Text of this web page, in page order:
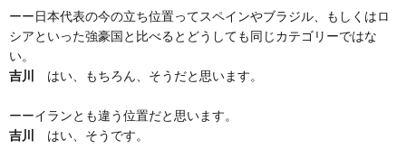
ーー日本代表の今の立ち位置ってスペインやブラジル、もしくはロ
シアといった強豪国と比べるとどうしても同じカテゴリーではな
い。
吉川
はい、もちろん、そうだと思います。
ーーイランとも違う位置だと思います。
吉川
はい、そうです。